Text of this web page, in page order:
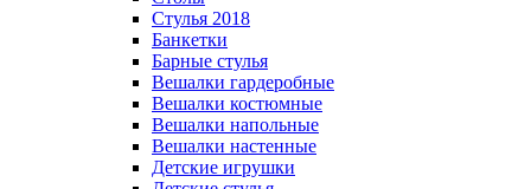
Стулья 2018
Банкетки
Барные стулья
Вешалки гардеробные
Вешалки костюмные
Вешалки напольные
Вешалки настенные
Детские игрушки